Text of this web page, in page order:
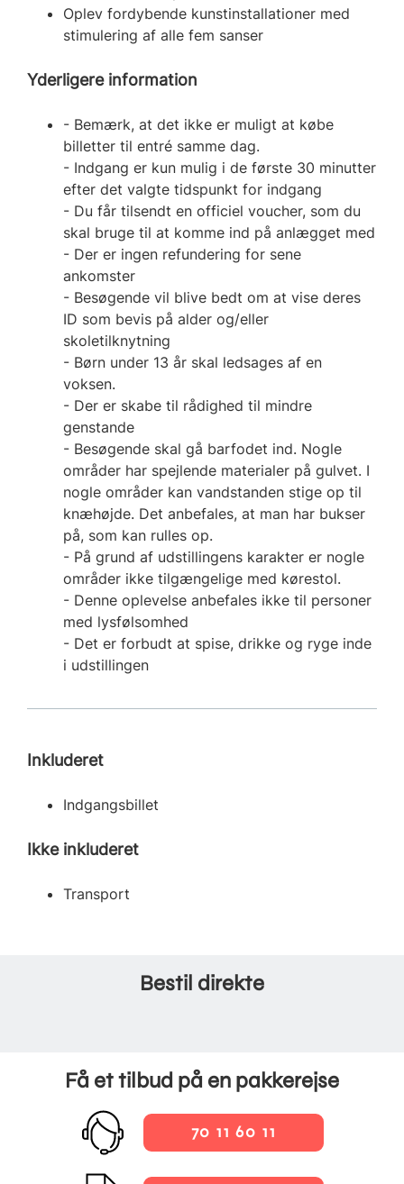
Oplev fordybende kunstinstallationer med
stimulering af alle fem sanser
Yderligere information
- Bemærk, at det ikke er muligt at købe
billetter til entré samme dag.
- Indgang er kun mulig i de første 30 minutter
efter det valgte tidspunkt for indgang
- Du får tilsendt en officiel voucher, som du
skal bruge til at komme ind på anlægget med
- Der er ingen refundering for sene
ankomster
- Besøgende vil blive bedt om at vise deres
ID som bevis på alder og/eller
skoletilknytning
- Børn under 13 år skal ledsages af en
voksen.
- Der er skabe til rådighed til mindre
genstande
- Besøgende skal gå barfodet ind. Nogle
områder har spejlende materialer på gulvet. I
nogle områder kan vandstanden stige op til
knæhøjde. Det anbefales, at man har bukser
på, som kan rulles op.
- På grund af udstillingens karakter er nogle
områder ikke tilgængelige med kørestol.
- Denne oplevelse anbefales ikke til personer
med lysfølsomhed
- Det er forbudt at spise, drikke og ryge inde
i udstillingen
Inkluderet
Indgangsbillet
Ikke inkluderet
Transport
Bestil direkte
Få et tilbud på en pakkerejse
70 11 60 11